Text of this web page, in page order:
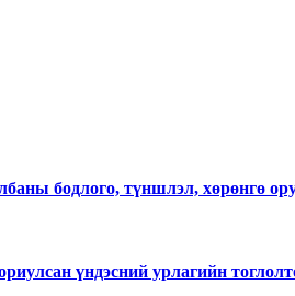
бодлого, түншлэл, хөрөнгө
үндэсний урлагийн